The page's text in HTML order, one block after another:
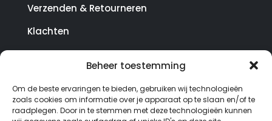
Beheer toestemming
Om de beste ervaringen te bieden, gebruiken wij technologieën
zoals cookies om informatie over je apparaat op te slaan en/of te
raadplegen. Door in te stemmen met deze technologieën kunnen
Verzenden & Retourneren
Klachten
© Copyright SterrenHosting 2021-2026 - In opdracht
van Lynaly.nl